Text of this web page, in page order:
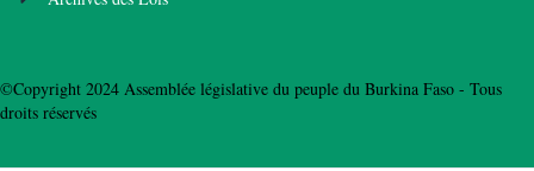
©Copyright 2024 Assemblée législative du peuple du Burkina Faso - Tous
droits réservés